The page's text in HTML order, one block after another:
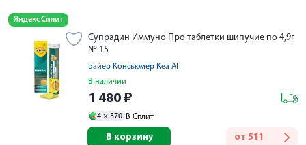
Яндекс Сплит
Супрадин Иммуно Про таблетки шипучие по 4,9г
№ 15
Байер Консьюмер Кеа АГ
В наличии
1 480 ₽
4 × 370 В Сплит
от 511
В корзину